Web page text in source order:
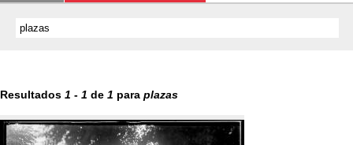
Resultados 1 - 1 de 1 para plazas